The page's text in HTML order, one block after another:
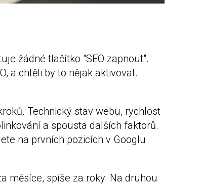
žádné tlačítko "SEO zapnout".
a chtěli by to nějak aktivovat.
Technický stav webu, rychlost
a spousta dalších faktorů.
na prvních pozicích v Googlu.
měsíce, spíše za roky. Na druhou